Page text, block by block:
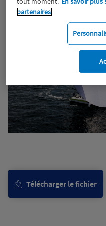
Télécharger le fichier
partenaires.